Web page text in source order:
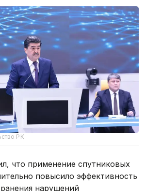
РК
что применение спутниковых
повысило эффективность
нарушений